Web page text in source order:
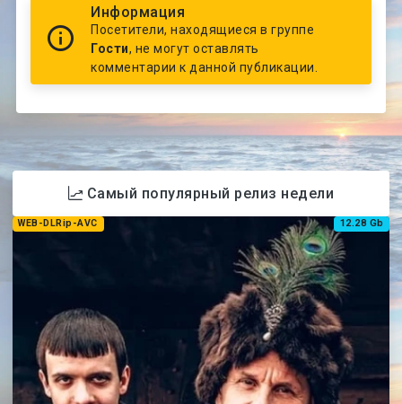
Информация
Посетители, находящиеся в группе
Гости, не могут оставлять
комментарии к данной публикации.
Самый популярный релиз недели
WEB-DLRip-AVC 12.28 Gb